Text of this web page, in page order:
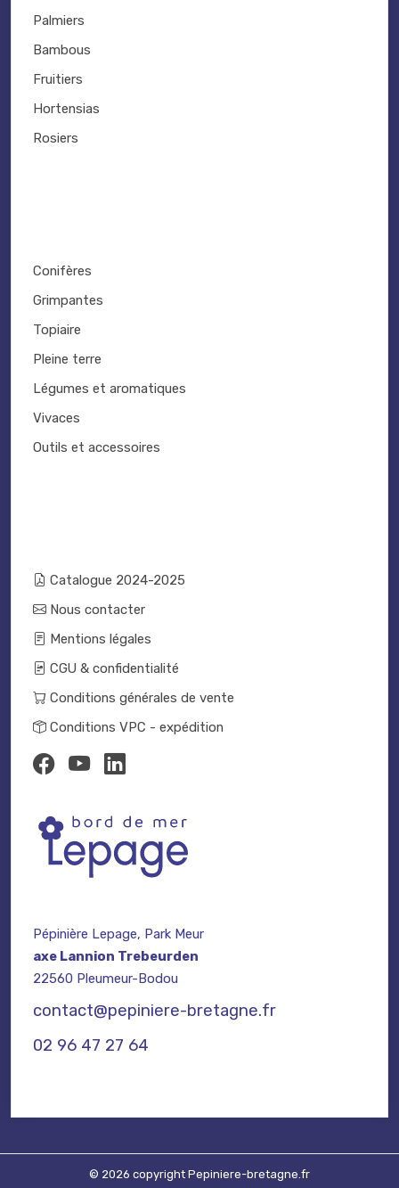
Palmiers
Bambous
Fruitiers
Hortensias
Rosiers
Conifères
Grimpantes
Topiaire
Pleine terre
Légumes et aromatiques
Vivaces
Outils et accessoires
Catalogue 2024-2025
Nous contacter
Mentions légales
CGU & confidentialité
Conditions générales de vente
Conditions VPC - expédition
Pépinière Lepage, Park Meur
axe Lannion Trebeurden
22560 Pleumeur-Bodou
contact@pepiniere-bretagne.fr
02 96 47 27 64
© 2026 copyright Pepiniere-bretagne.fr